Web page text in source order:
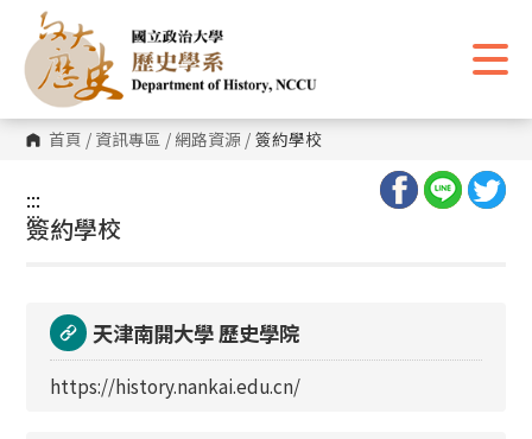
主
要
內
區
塊 首頁 / 資訊專區 / 網路資源 / 簽約學校
:::
:::
簽約學校
天津南開大學 歷史學院
https://history.nankai.edu.cn/